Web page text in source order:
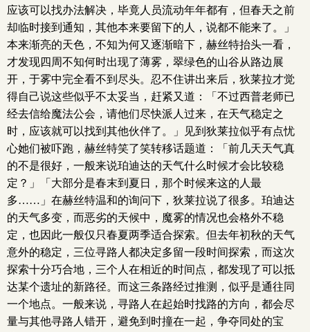
应该可以找办法解决，毕竟人员流动年年都有，但春天之前
却临时接到通知，其他本来要留下的人，说都不能来了。」
本来渐亮的天色，不知为何又逐渐暗下，赫丝特抬头一看，
才发现四周不知何时出现了薄雾，翠绿色的山谷从路边展
开，于雾中完全看不到尽头。忍不住讲出来后，狄莱拉才觉
得自己说这些似乎不太妥当，赶紧又道：「不过西普老师已
经去信给魔法公会，请他们尽快派人过来，在天气稳定之
时，应该就可以找到其他伙伴了。」见到狄莱拉似乎有点忧
心她们被吓跑，赫丝特笑了笑转移话题道：「前几天天气真
的不是很好，一般来说珀迪达的天气什么时候才会比较稳
定？」「大部分是春末到夏日，那个时候来这的人最
多……」在赫丝特温和的询问下，狄莱拉说了很多。珀迪达
的天气多变，而恶劣的天候中，魔雾的情况也会格外不稳
定，也因此一般仅只春夏两季适合探索。但去年初秋的天气
意外的稳定，三位寻路人都决定多留一段时间探索，而这次
探索十分巧合地，三个人在相近的时间点，都发现了可以抵
达某个遗址的新路径。而这三条路经过推测，似乎是通往同
一个地点。一般来说，寻路人在起始时找路的方向，都会尽
量与其他寻路人错开，避免到时撞在一起，争夺同处的宝